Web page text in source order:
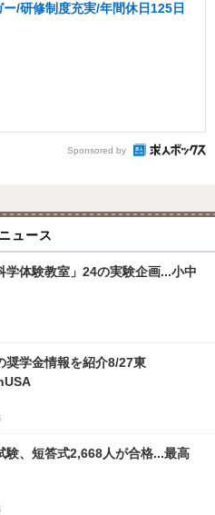
/研修制度充実/年間休日125日
Sponsored by
ュース
学体験教室」24の実験企画...小中
奨学金情報を紹介8/27東
験、短答式2,668人が合格...最高